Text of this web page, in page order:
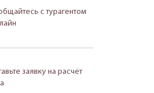
с турагентом
заявку на расчёт